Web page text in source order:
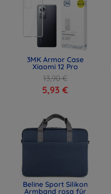
3MK Armor Case
Xiaomi 12 Pro
13,90 €
5,93 €
Beline Sport Silikon
Armband rosa für